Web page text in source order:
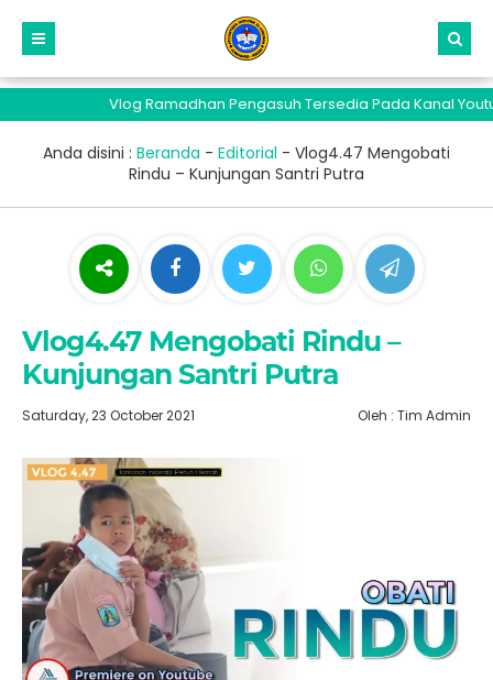
Vlog Ramadhan Pengasuh Tersedia Pada Kanal
Anda disini : Beranda - Editorial - Vlog4.47 Mengobati
Rindu – Kunjungan Santri Putra
Vlog4.47 Mengobati Rindu –
Kunjungan Santri Putra
Saturday, 23 October 2021 Oleh : Tim Admin